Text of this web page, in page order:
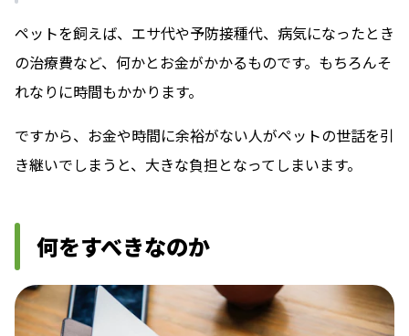
ペットを飼えば、エサ代や予防接種代、病気になったとき
の治療費など、何かとお金がかかるものです。もちろんそ
れなりに時間もかかります。
ですから、お金や時間に余裕がない人がペットの世話を引
き継いでしまうと、大きな負担となってしまいます。
何をすべきなのか